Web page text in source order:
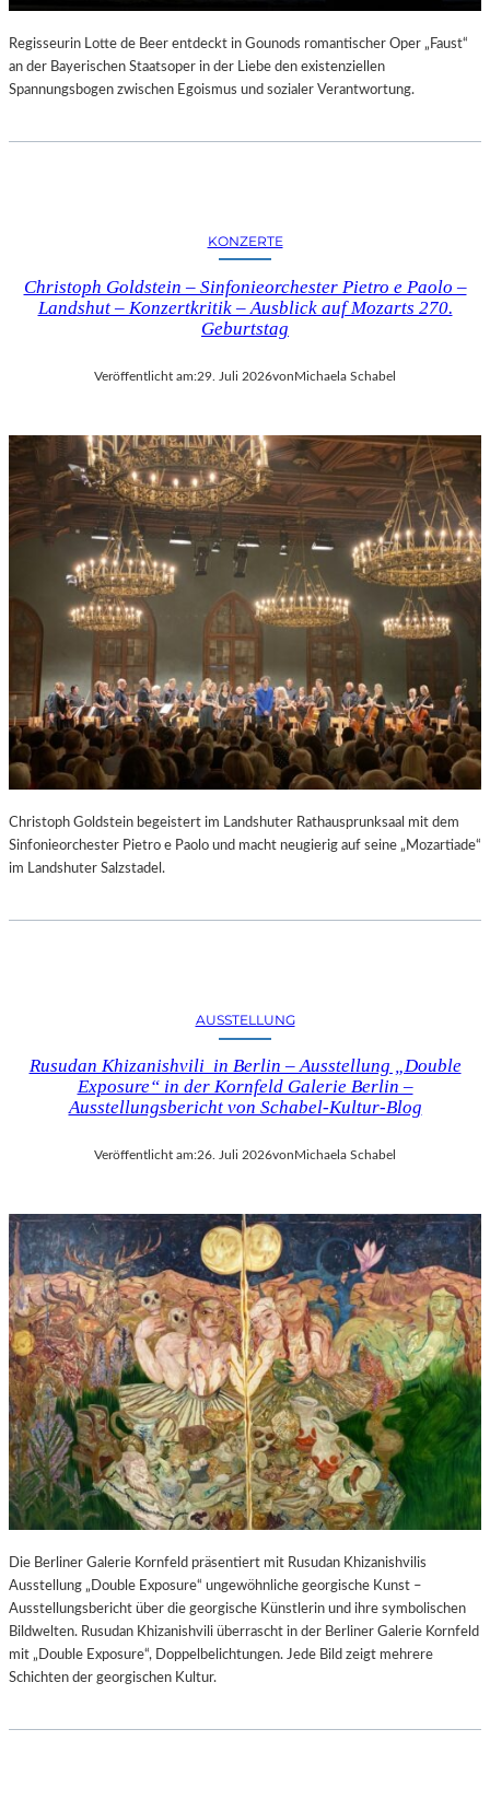
Regisseurin Lotte de Beer entdeckt in Gounods romantischer Oper „Faust“
an der Bayerischen Staatsoper in der Liebe den existenziellen
Spannungsbogen zwischen Egoismus und sozialer Verantwortung.
KONZERTE
Christoph Goldstein – Sinfonieorchester Pietro e Paolo –
Landshut – Konzertkritik – Ausblick auf Mozarts 270.
Geburtstag
Veröffentlicht am:29. Juli 2026vonMichaela Schabel
Christoph Goldstein begeistert im Landshuter Rathausprunksaal mit dem
Sinfonieorchester Pietro e Paolo und macht neugierig auf seine „Mozartiade“
im Landshuter Salzstadel.
AUSSTELLUNG
Rusudan Khizanishvili in Berlin – Ausstellung „Double
Exposure“ in der Kornfeld Galerie Berlin –
Ausstellungsbericht von Schabel-Kultur-Blog
Veröffentlicht am:26. Juli 2026vonMichaela Schabel
Die Berliner Galerie Kornfeld präsentiert mit Rusudan Khizanishvilis
Ausstellung „Double Exposure“ ungewöhnliche georgische Kunst –
Ausstellungsbericht über die georgische Künstlerin und ihre symbolischen
Bildwelten. Rusudan Khizanishvili überrascht in der Berliner Galerie Kornfeld
mit „Double Exposure“, Doppelbelichtungen. Jede Bild zeigt mehrere
Schichten der georgischen Kultur.